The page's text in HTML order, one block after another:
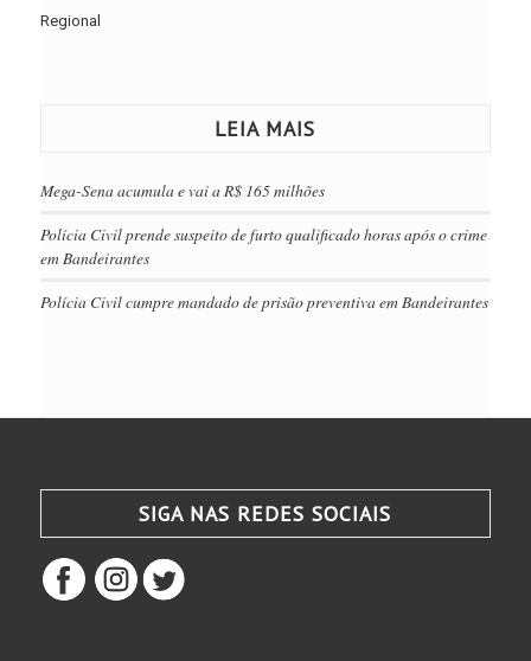
Regional
LEIA MAIS
Mega-Sena acumula e vai a R$ 165 milhões
Polícia Civil prende suspeito de furto qualificado horas após o crime
em Bandeirantes
Polícia Civil cumpre mandado de prisão preventiva em Bandeirantes
SIGA NAS REDES SOCIAIS